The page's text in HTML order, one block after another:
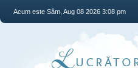
Acum este Sâm, Aug 08 2026 3:08 pm